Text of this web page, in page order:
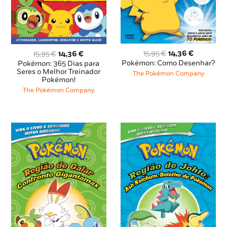
15,95€ O
preço
original
era:
15,95 €.
14,36€O
preço
atual
14,36 €.
Pokémon: 365 Dias para
Seres o Melhor Treinador
Pokémon!
The Pokémon Company
15,95€ O
preço
original
14,36 €O
preço
atual
Pokémon: Como Desenhar?
The Pokémon Company